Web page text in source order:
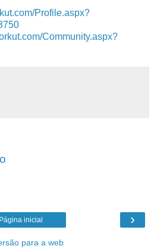
Profile.aspx?
Community.aspx?
›
Página inicial
para a web